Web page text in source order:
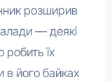
розширив
— деякі
їх
його байках